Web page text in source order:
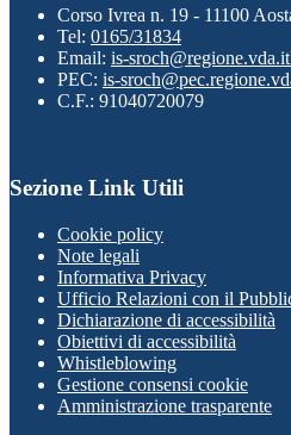
Corso Ivrea n. 19 - 11100
Tel: 0165/31834
Email: is-sroch@regione.vda.it
PEC: is-
C.F.: 91040720079
Sezione Link Utili
Cookie policy
Note legali
Informativa Privacy
Ufficio Relazioni con il
Dichiarazione di accessibilità
Obiettivi di accessibilità
Whistleblowing
Gestione consensi cookie
Amministrazione trasparente